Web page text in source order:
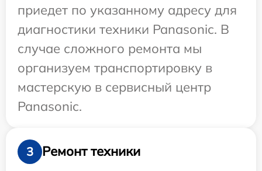
приедет по указанному адресу для
диагностики техники Panasonic. В
случае сложного ремонта мы
организуем транспортировку в
мастерскую в сервисный центр
Panasonic.
3
Ремонт техники